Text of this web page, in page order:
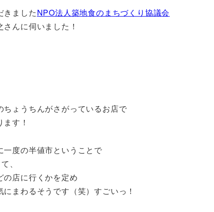
きましたNPO法人築地食のまちづくり協議会
んに伺いました！
ょうちんがさがっているお店で
す！
度の半値市ということで
、
の店に行くかを定め
まわるそうです（笑）すごいっ！